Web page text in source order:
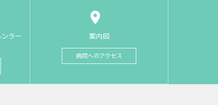
ラー
案内図
病院へのアクセス